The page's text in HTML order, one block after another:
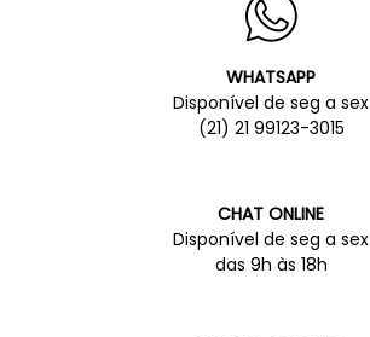
WHATSAPP
Disponível de seg a sex
(21) 21 99123-3015
CHAT ONLINE
Disponível de seg a sex
das 9h às 18h